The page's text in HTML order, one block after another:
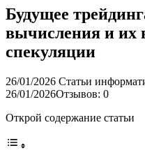
Будущее
вычисления и их
спекуляции
26/01/2026 Статьи
26/01/2026Отзывов: 0
Открой содержание статьи